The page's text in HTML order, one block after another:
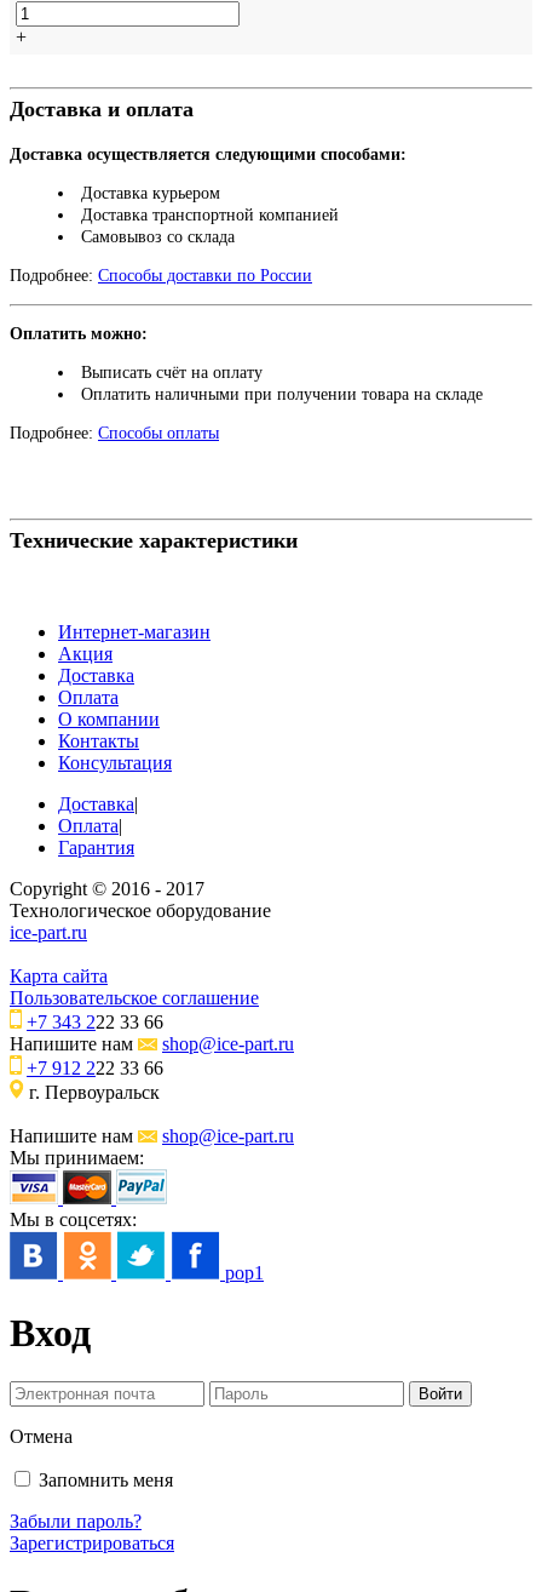
+
Доставка и оплата
Доставка осуществляется следующими способами:
Доставка курьером
Доставка транспортной компанией
Самовывоз со склада
Подробнее: Способы доставки по России
Оплатить можно:
Выписать счёт на оплату
Оплатить наличными при получении товара на складе
Подробнее: Способы оплаты
Технические характеристики
Интернет-магазин
Акция
Доставка
Оплата
О компании
Контакты
Консультация
Доставка|
Оплата|
Гарантия
Copyright © 2016 - 2017
Технологическое оборудование
ice-part.ru
Карта сайта
Пользовательское соглашение
+7 343 222 33 66
Напишите нам
shop@ice-part.ru
+7 912 222 33 66
г. Первоуральск
Напишите нам
shop@ice-part.ru
Мы принимаем:
Мы в соцсетях:
pop1
Вход
Отмена
Запомнить меня
Забыли пароль?
Зарегистрироваться